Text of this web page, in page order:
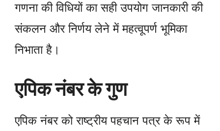
गणना की विधियों का सही उपयोग जानकारी की
संकलन और निर्णय लेने में महत्वूपर्ण भूमिका
निभाता है।
एपिक नंबर के गुण
एपिक नंबर को राष्ट्रीय पहचान पत्र के रूप में